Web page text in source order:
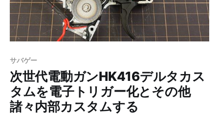
興味があったので、サーバーサイドはTSを使って実装し
ました 良いコード／悪いコードで学ぶ設計入門posted
with ヨメレバ仙塲 大也 技術評論社 2022年04月30日頃
楽天ブックスで購入Amazonで購入Kindleで購入 結局の
うのと、サーバーサイドJSは結局フロントエンドとは別
物なのでメリット薄いかなという印象にな
サバゲー
次世代電動ガンHK416デルタカス
タムを電子トリガー化とその他
諸々内部カスタムする